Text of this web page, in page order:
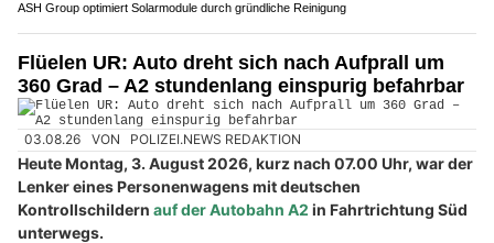
ASH Group optimiert Solarmodule durch gründliche Reinigung
Flüelen UR: Auto dreht sich nach Aufprall um
360 Grad – A2 stundenlang einspurig befahrbar
03.08.26 VON POLIZEI.NEWS REDAKTION
Heute Montag, 3. August 2026, kurz nach 07.00 Uhr, war der
Lenker eines Personenwagens mit deutschen
Kontrollschildern auf der Autobahn A2 in Fahrtrichtung Süd
unterwegs.